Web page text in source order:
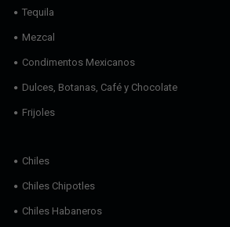
Tequila
Mezcal
Condimentos Mexicanos
Dulces, Botanas, Café y Chocolate
Frijoles
Chiles
Chiles Chipotles
Chiles Habaneros